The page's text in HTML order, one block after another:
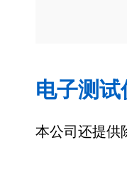
电子测
本公司还提供